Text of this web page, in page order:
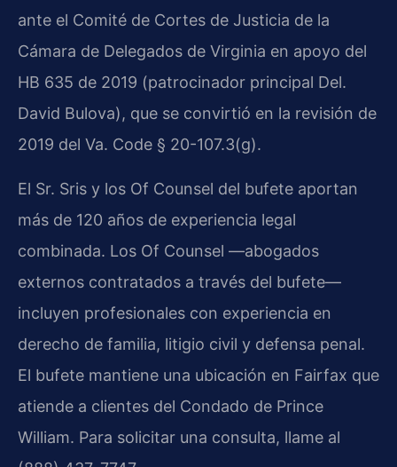
ante el Comité de Cortes de Justicia de la
Cámara de Delegados de Virginia en apoyo del
HB 635 de 2019 (patrocinador principal Del.
David Bulova), que se convirtió en la revisión de
2019 del Va. Code § 20-107.3(g).
El Sr. Sris y los Of Counsel del bufete aportan
más de 120 años de experiencia legal
combinada. Los Of Counsel —abogados
externos contratados a través del bufete—
incluyen profesionales con experiencia en
derecho de familia, litigio civil y defensa penal.
El bufete mantiene una ubicación en Fairfax que
atiende a clientes del Condado de Prince
William. Para solicitar una consulta, llame al